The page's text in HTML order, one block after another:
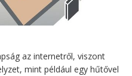
az internetről, viszont
mint például egy hűtővel